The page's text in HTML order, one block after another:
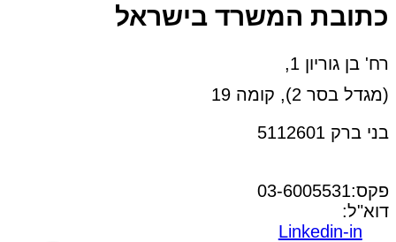
כתובת המשרד בישראל
רח' בן גוריון 1,
(מגדל בסר 2), קומה 19
בני ברק 5112601
פקס:03-6005531
דוא"ל:
Linkedin-in